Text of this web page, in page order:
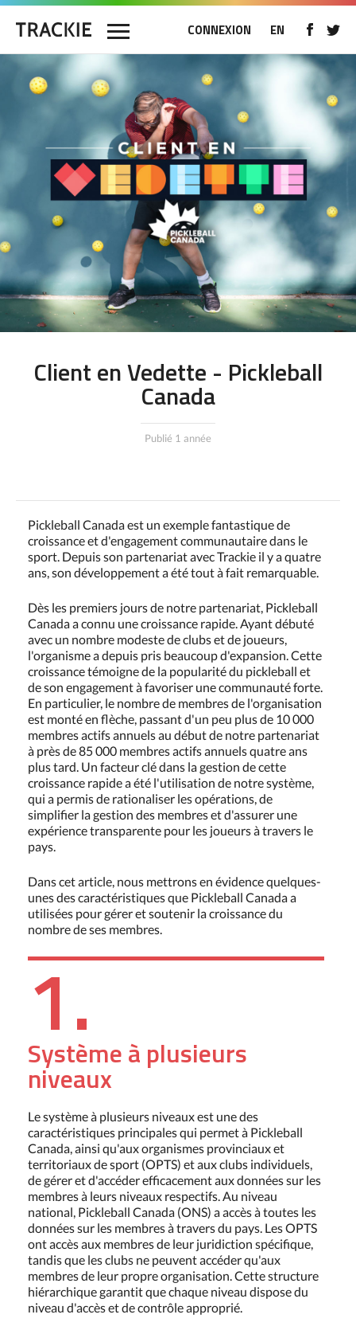
CONNEXION EN
Client en Vedette - Pickleball
Canada
Publié 1 année
Pickleball Canada est un exemple fantastique de
croissance et d'engagement communautaire dans le
sport. Depuis son partenariat avec Trackie il y a quatre
ans, son développement a été tout à fait remarquable.
Dès les premiers jours de notre partenariat, Pickleball
Canada a connu une croissance rapide. Ayant débuté
avec un nombre modeste de clubs et de joueurs,
l'organisme a depuis pris beaucoup d'expansion. Cette
croissance témoigne de la popularité du pickleball et
de son engagement à favoriser une communauté forte.
En particulier, le nombre de membres de l'organisation
est monté en flèche, passant d'un peu plus de 10 000
membres actifs annuels au début de notre partenariat
à près de 85 000 membres actifs annuels quatre ans
plus tard. Un facteur clé dans la gestion de cette
croissance rapide a été l'utilisation de notre système,
qui a permis de rationaliser les opérations, de
simplifier la gestion des membres et d'assurer une
expérience transparente pour les joueurs à travers le
pays.
Dans cet article, nous mettrons en évidence quelques-
unes des caractéristiques que Pickleball Canada a
utilisées pour gérer et soutenir la croissance du
nombre de ses membres.
1.
Système à plusieurs
niveaux
Le système à plusieurs niveaux est une des
caractéristiques principales qui permet à Pickleball
Canada, ainsi qu'aux organismes provinciaux et
territoriaux de sport (OPTS) et aux clubs individuels,
de gérer et d'accéder efficacement aux données sur les
membres à leurs niveaux respectifs. Au niveau
national, Pickleball Canada (ONS) a accès à toutes les
données sur les membres à travers du pays. Les OPTS
ont accès aux membres de leur juridiction spécifique,
tandis que les clubs ne peuvent accéder qu'aux
membres de leur propre organisation. Cette structure
hiérarchique garantit que chaque niveau dispose du
niveau d'accès et de contrôle approprié.